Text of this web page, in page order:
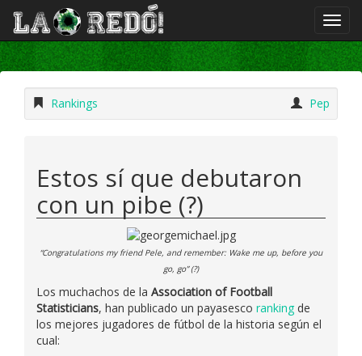
Rankings Pep
Estos sí que debutaron
con un pibe (?)
“Congratulations my friend Pele, and remember: Wake me up, before you
go, go” (?)
Los muchachos de la Association of Football
Statisticians, han publicado un payasesco ranking de
los mejores jugadores de fútbol de la historia según el
cual: